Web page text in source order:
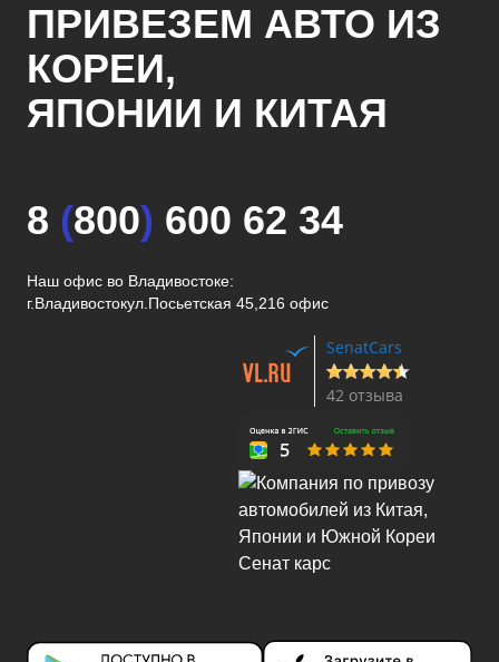
ПРИВЕЗЕМ АВТО ИЗ
КОРЕИ,
ЯПОНИИ И КИТАЯ
8 (800) 600 62 34
Наш офис во Владивостоке:
г.Владивостокул.Посьетская 45,216 офис
SenatCars
42 отзыва